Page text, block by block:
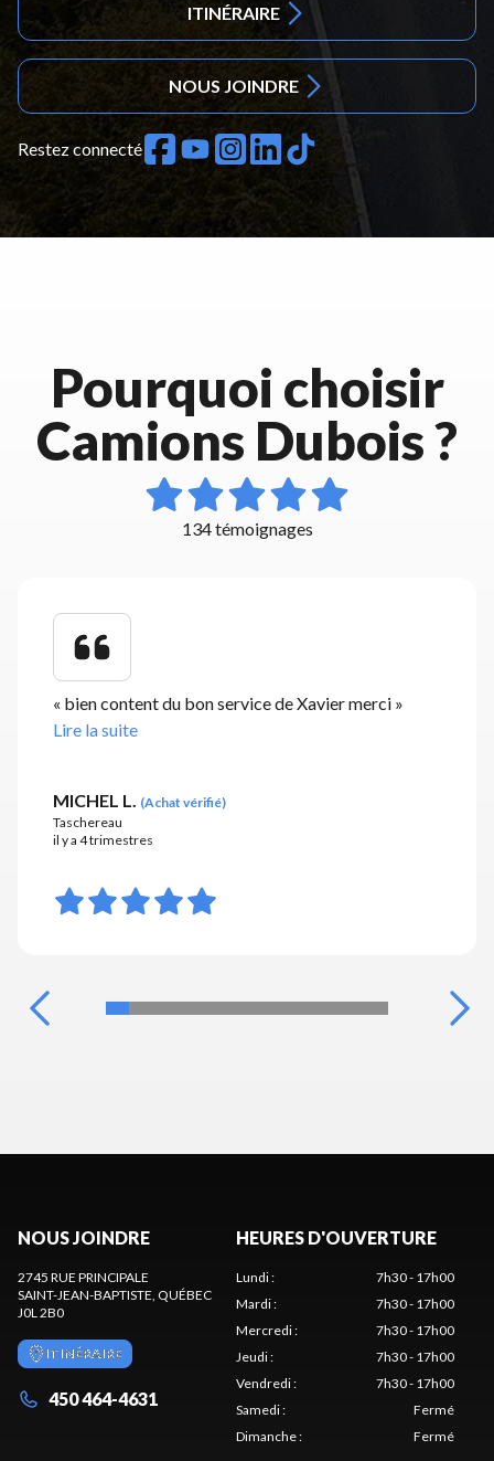
ITINÉRAIRE
NOUS JOINDRE
Restez connecté
Pourquoi choisir
Camions Dubois ?
134 témoignages
« bien content du bon service de Xavier merci »
Lire la suite
MICHEL L. (Achat vérifié)
Taschereau
il y a 4 trimestres
NOUS JOINDRE
2745 RUE PRINCIPALE
SAINT-JEAN-BAPTISTE , QUÉBEC
J0L 2B0
ITINÉRAIRE
450 464-4631
HEURES D'OUVERTURE
Lundi:
7h30 - 17h00
Mardi:
7h30 - 17h00
Mercredi:
7h30 - 17h00
Jeudi:
7h30 - 17h00
Vendredi:
7h30 - 17h00
Samedi:
Fermé
Dimanche: Fermé